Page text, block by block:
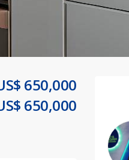
650,000
650,000